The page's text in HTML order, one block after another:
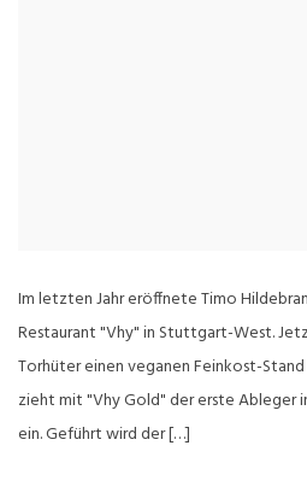
Im letzten Jahr eröffnete Timo
Restaurant "Vhy" in Stuttgart-West.
Torhüter einen veganen Feinkost-Stand
zieht mit "Vhy Gold" der erste Ableger
ein. Geführt wird der […]